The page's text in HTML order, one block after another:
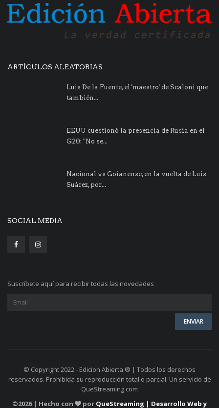
ARTÍCULOS ALEATORIAS
Luis De la Fuente, el 'maestro' de Scaloni que
también...
EEUU cuestionó la presencia de Rusia en el
G20: "No se...
Nacional vs Goianense, en la vuelta de Luis
Suárez, por...
SOCIAL MEDIA
Suscríbete aquí para recibir todas las novedades
© Copyright 2022 - Edicion Abierta ® | Todos los derechos
reservados. Prohibida su reproducción total o parcial. Un servicio de
QueStreaming.com
©2026 | Hecho con por QueStreaming | Desarrollo Web y